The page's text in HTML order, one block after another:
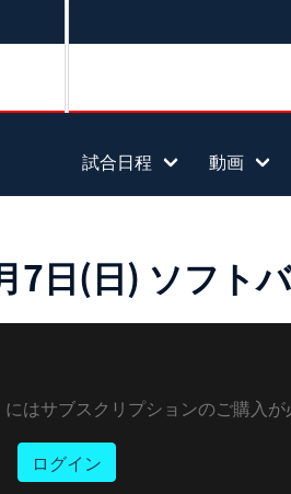
試合日程 動画
7日(日) ソフト
はサブスクリプションのご購入が
ログイン